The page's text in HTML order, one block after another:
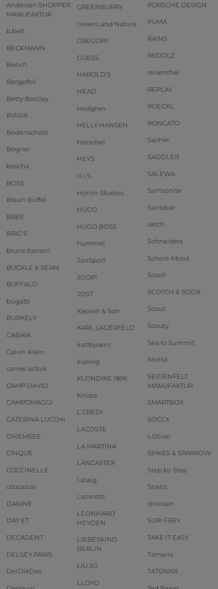
Andersen SHOPPER
MANUFAKTUR
b.belt
BECKMANN
Bench.
Bergpfeil
Betty Barclay
BIASIA
Bodenschatz
Bogner
boscha
BOSS
Braun Büffel
BREE
BRIC'S
bruno banani
BUCKLE & SEAM
BUFFALO
bugatti
BURKELY
CABAIA
Calvin Klein
camel active
CAMP DAVID
CAMPOMAGGI
CATERINA LUCCHI
CHIEMSEE
CINQUE
COCCINELLE
coocazoo
DAKINE
DAY ET
DECADENT
DELSEY PARIS
DerDieDas
GREENBURRY
GreenLand Nature
GREGORY
GUESS
HAROLD'S
HEAD
Hedgren
HELLY HANSEN
Herschel
HEYS
H.I.S
Horizn Studios
HUGO
HUGO BOSS
hummel
JanSport
JOOP!
JOST
Kapten & Son
KARL LAGERFELD
kattbjoern
kipling
KLONDIKE 1896
Knirps
L.CREDI
LACOSTE
LA MARTINA
LANCASTER
Lässig
Lazarotti
LEONHARD
HEYDEN
LIEBESKIND
BERLIN
LIU JO
LLOYD
PORSCHE DESIGN
PUMA
RAINS
REDOLZ
reisenthel
REPLAY
ROECKL
RONCATO
Sacher
SADDLER
SALEWA
Samsonite
Sansibar
satch
Schneiders
School-Mood
Scooli
SCOTCH & SODA
Scout
Scouty
Sea to Summit
Secrid
SEIDENFELT
MANUFAKTUR
SMARTBOX
SOCCX
s.Oliver
SPIKES & SPARROW
Step by Step
Stratic
strellson
SURI FREY
TAKE IT EASY
Tamaris
TATONKA